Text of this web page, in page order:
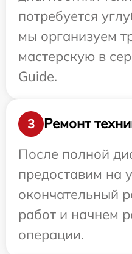
потребуется
мы организуем
мастерскую в
Guide.
3
Ремонт
После полной
предоставим на
окончательный
работ и начнем
операции.